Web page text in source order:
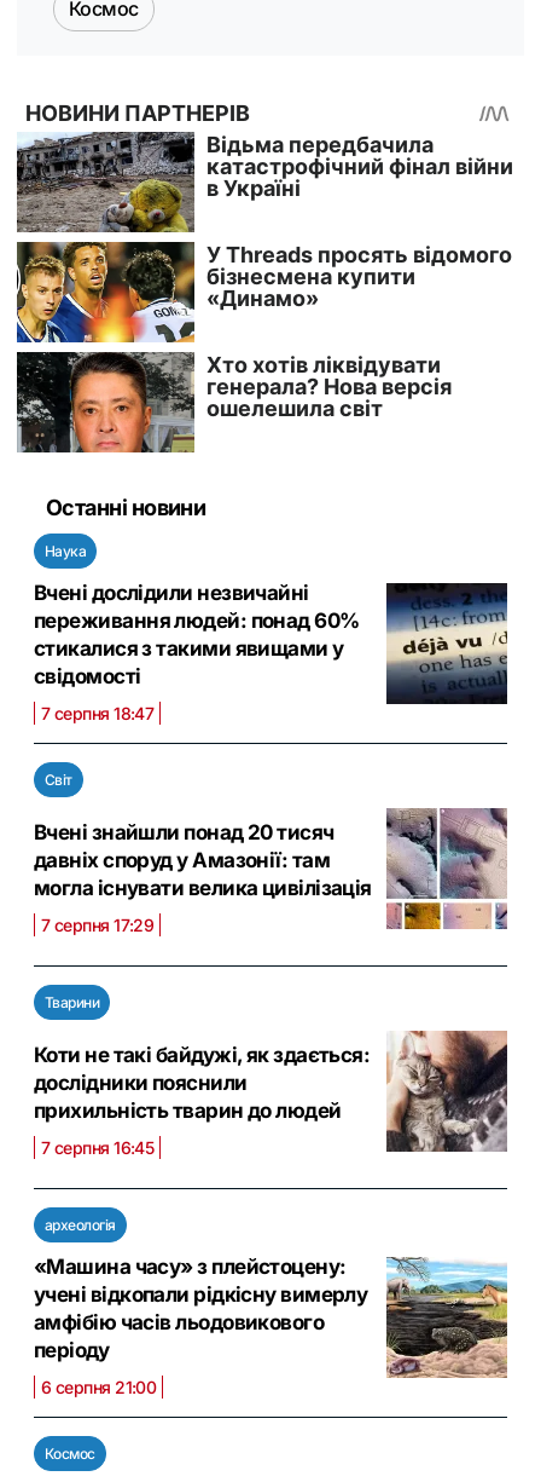
Космос
Останні новини
Наука
Вчені дослідили незвичайні
переживання людей: понад 60%
стикалися з такими явищами у
свідомості
7 серпня 18:47
Світ
Вчені знайшли понад 20 тисяч
давніх споруд у Амазонії: там
могла існувати велика цивілізація
7 серпня 17:29
Тварини
Коти не такі байдужі, як здається:
дослідники пояснили
прихильність тварин до людей
7 серпня 16:45
археологія
«Машина часу» з плейстоцену:
учені відкопали рідкісну вимерлу
амфібію часів льодовикового
періоду
6 серпня 21:00
Космос